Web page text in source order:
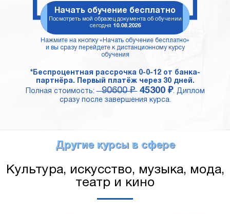
Начать обучение бесплатно
Посмотреть мой образец документа об обучении
сегодня 10.08.2026
Нажмите на кнопку «Начать обучение бесплатно»
и вы сразу перейдете к дистанционному курсу
обучения
*Беспроцентная рассрочка 0-0-12 от банка-
партнёра. Первый платёж через 30 дней.
Полная стоимость:90600 ₽ 45300 ₽. Диплом
сразу после завершения курса.
Другие курсы в сфере
Культура, искусство, музыка, мода,
театр и кино